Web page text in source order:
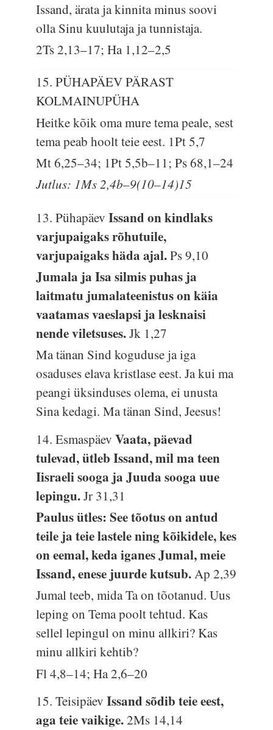
Issand, ärata ja kinnita minus soovi
olla Sinu kuulutaja ja tunnistaja.
2Ts 2,13–17; Ha 1,12–2,5
15. PÜHAPÄEV PÄRAST
KOLMAINUPÜHA
Heitke kõik oma mure tema peale, sest
tema peab hoolt teie eest. 1Pt 5,7
Mt 6,25–34; 1Pt 5,5b–11; Ps 68,1–24
Jutlus: 1Ms 2,4b–9(10–14)15
13. PühapäevIssand on kindlaks
varjupaigaks rõhutuile,
varjupaigaks häda ajal.Ps 9,10
Jumala ja Isa silmis puhas ja
laitmatu jumalateenistus on käia
vaatamas vaeslapsi ja lesknaisi
nende viletsuses.Jk 1,27
Ma tänan Sind koguduse ja iga
osaduses elava kristlase eest. Ja kui ma
peangi üksinduses olema, ei unusta
Sina kedagi. Ma tänan Sind, Jeesus!
14. EsmaspäevVaata, päevad
tulevad, ütleb Issand, mil ma teen
Iisraeli sooga ja Juuda sooga uue
lepingu.Jr 31,31
Paulus ütles: See tõotus on antud
teile ja teie lastele ning kõikidele, kes
on eemal, keda iganes Jumal, meie
Issand, enese juurde kutsub.Ap 2,39
Jumal teeb, mida Ta on tõotanud. Uus
leping on Tema poolt tehtud. Kas
sellel lepingul on minu allkiri? Kas
minu allkiri kehtib?
Fl 4,8–14; Ha 2,6–20
15. TeisipäevIssand sõdib teie eest,
aga teie vaikige.2Ms 14,14